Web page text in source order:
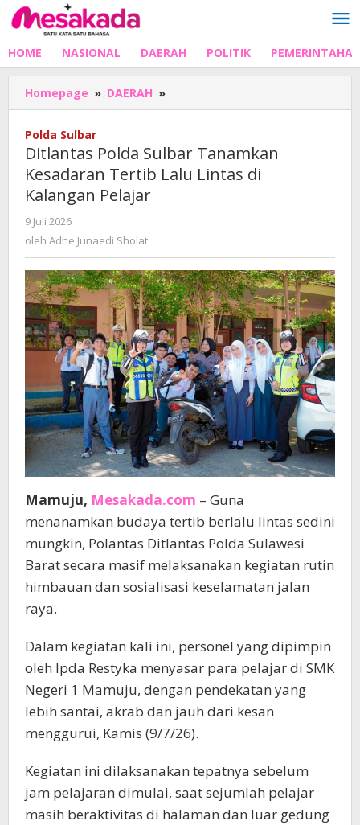
Lewati
ke
HOME NASIONAL DAERAH POLITIK
Homepage » DAERAH »
Polda
Kesadaran
Tertib
Pelajar
Polda Sulbar
Ditlantas Polda Sulbar Tanamkan
Kesadaran Tertib Lalu Lintas di
Kalangan Pelajar
9 Juli 2026
Adhe
Junaedi
oleh Adhe Junaedi Sholat
Mamuju, Mesakada.com – Guna
menanamkan budaya tertib berlalu lintas sedini
mungkin, Polantas Ditlantas Polda Sulawesi
Barat secara masif melaksanakan kegiatan rutin
himbauan dan sosialisasi keselamatan jalan
raya.
Dalam kegiatan kali ini, personel yang dipimpin
oleh Ipda Restyka menyasar para pelajar di SMK
Negeri 1 Mamuju, dengan pendekatan yang
lebih santai, akrab dan jauh dari kesan
menggurui, Kamis (9/7/26).
Kegiatan ini dilaksanakan tepatnya sebelum
jam pelajaran dimulai, saat sejumlah pelajar
masih beraktivitas di halaman dan luar gedung